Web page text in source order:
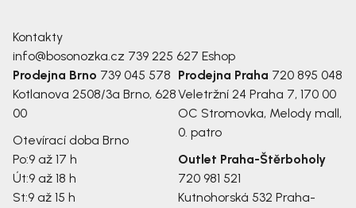
Kontakty
info@bosonozka.cz 739 225 627 Eshop
Prodejna Brno 739 045 578
Kotlanova 2508/3a Brno, 628
00
Otevírací doba Brno
Po:9 až 17 h
Út:9 až 18 h
St:9 až 15 h
Prodejna Praha 720 895 048
Veletržní 24 Praha 7, 170 00
OC Stromovka, Melody mall,
0. patro
Outlet Praha-Štěrboholy
720 981 521
Kutnohorská 532 Praha-